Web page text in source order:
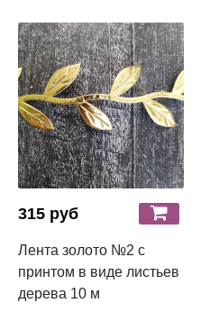
315 руб
Лента золото №2 с
принтом в виде листьев
дерева 10 м